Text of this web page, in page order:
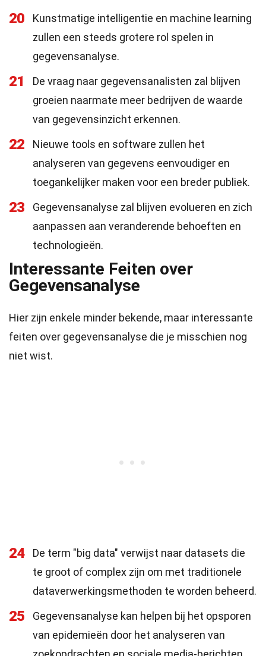
20
Kunstmatige intelligentie en machine learning
zullen een steeds grotere rol spelen in
gegevensanalyse.
21
De vraag naar gegevensanalisten zal blijven
groeien naarmate meer bedrijven de waarde
van gegevensinzicht erkennen.
22
Nieuwe tools en software zullen het
analyseren van gegevens eenvoudiger en
toegankelijker maken voor een breder publiek.
23
Gegevensanalyse zal blijven evolueren en zich
aanpassen aan veranderende behoeften en
technologieën.
Interessante Feiten over
Gegevensanalyse
Hier zijn enkele minder bekende, maar interessante
feiten over gegevensanalyse die je misschien nog
niet wist.
24
De term "big data" verwijst naar datasets die
te groot of complex zijn om met traditionele
dataverwerkingsmethoden te worden beheerd.
25
Gegevensanalyse kan helpen bij het opsporen
van epidemieën door het analyseren van